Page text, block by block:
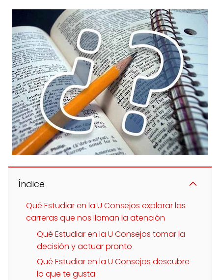
Índice
Qué Estudiar en la U Consejos explorar las
carreras que nos llaman la atención
Qué Estudiar en la U Consejos tomar la
decisión y actuar pronto
Qué Estudiar en la U Consejos descubre
lo que te gusta